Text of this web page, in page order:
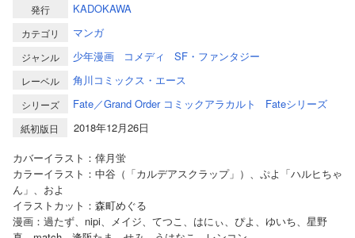
発行 KADOKAWA
カテゴリ マンガ
ジャンル 少年漫画 コメディ SF・ファンタジー
レーベル 角川コミックス・エース
シリーズ Fate／Grand Order コミックアラカルト Fateシリーズ
紙初版日
2018年12月26日
カバーイラスト：倖月蛍
カラーイラスト：中谷（「カルデアスクラップ」）、ぷよ「ハルヒちゃ
ん」、およ
イラストカット：森町めぐる
漫画：過たず、nipi、メイジ、てつこ、はにぃ、ぴよ、ゆいち、星野